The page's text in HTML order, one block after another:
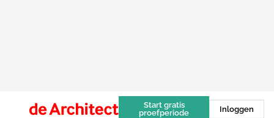
Start gratis
proefperiode
Inloggen